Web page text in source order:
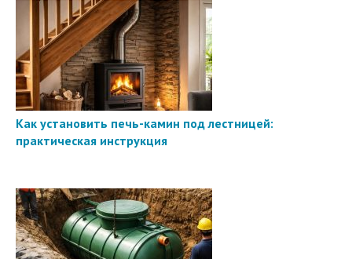
Как установить печь-камин под лестницей:
практическая инструкция